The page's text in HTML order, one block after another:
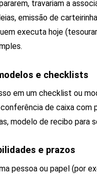
travariam a
emissão de
executa hoje
e checklists
em um checklist ou
de caixa
modelo de recibo para
e prazos
pessoa ou papel (por